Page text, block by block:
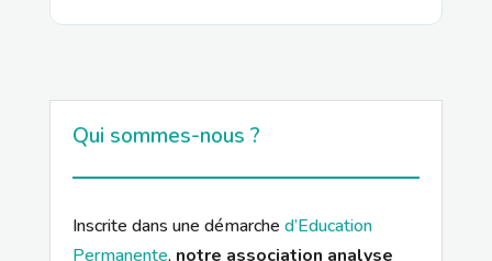
Qui sommes-nous ?
Inscrite dans une démarche d’Education
Permanente, notre association analyse